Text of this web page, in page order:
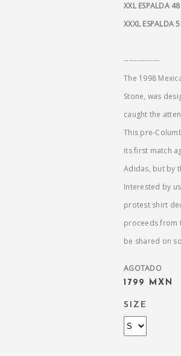
XXL ESPALDA
XXXL ESPALDA
--------------
The 1998
Stone, was
caught the
This pre-
its first match
Adidas, but by
Interested by us
protest shirt
proceeds from
be shared on
AGOTADO
1799 MXN
SIZE